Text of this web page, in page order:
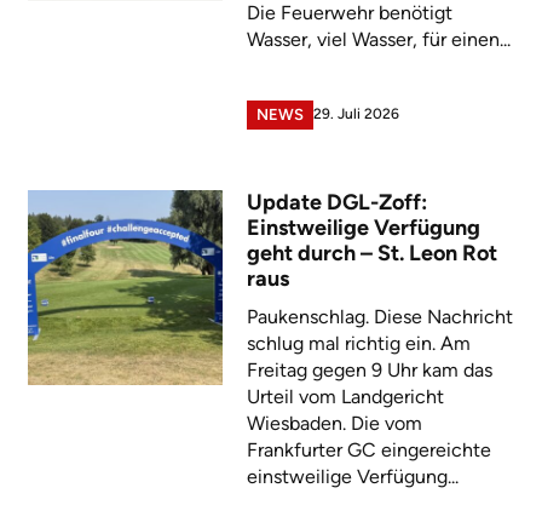
Die Feuerwehr benötigt
Wasser, viel Wasser, für einen...
NEWS 29. Juli 2026
Update DGL-Zoff:
Einstweilige Verfügung
geht durch – St. Leon Rot
raus
Paukenschlag. Diese Nachricht
schlug mal richtig ein. Am
Freitag gegen 9 Uhr kam das
Urteil vom Landgericht
Wiesbaden. Die vom
Frankfurter GC eingereichte
einstweilige Verfügung...